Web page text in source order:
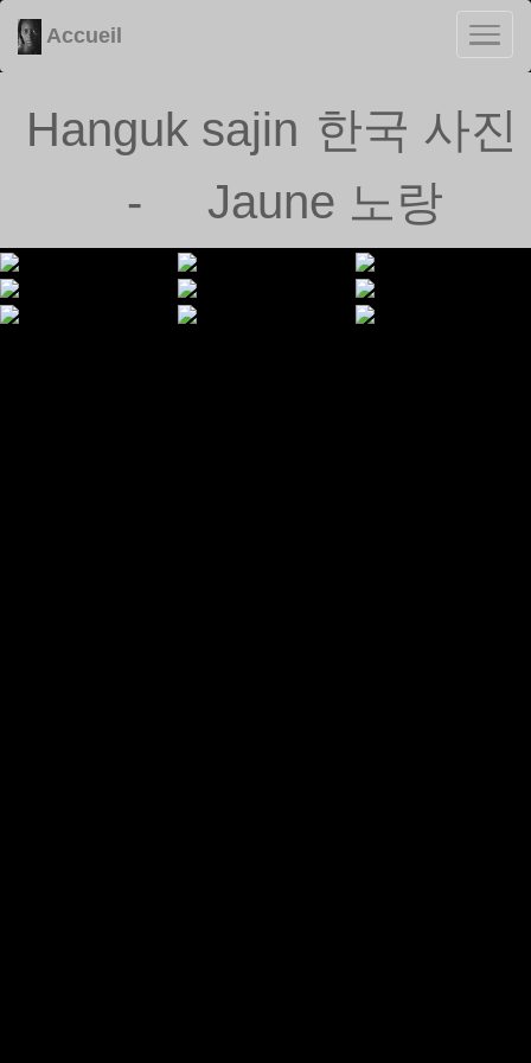
Accueil
Hanguk sajin 한국 사진
- Jaune 노랑